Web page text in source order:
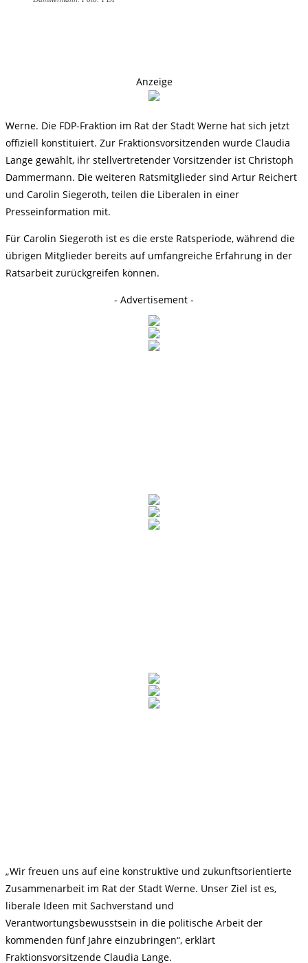
Anzeige
Werne. Die FDP-Fraktion im Rat der Stadt Werne hat sich jetzt
offiziell konstituiert. Zur Fraktionsvorsitzenden wurde Claudia
Lange gewählt, ihr stellvertretender Vorsitzender ist Christoph
Dammermann. Die weiteren Ratsmitglieder sind Artur Reichert
und Carolin Siegeroth, teilen die Liberalen in einer
Presseinformation mit.
Für Carolin Siegeroth ist es die erste Ratsperiode, während die
übrigen Mitglieder bereits auf umfangreiche Erfahrung in der
Ratsarbeit zurückgreifen können.
- Advertisement -
„Wir freuen uns auf eine konstruktive und zukunftsorientierte
Zusammenarbeit im Rat der Stadt Werne. Unser Ziel ist es,
liberale Ideen mit Sachverstand und
Verantwortungsbewusstsein in die politische Arbeit der
kommenden fünf Jahre einzubringen“, erklärt
Fraktionsvorsitzende Claudia Lange.